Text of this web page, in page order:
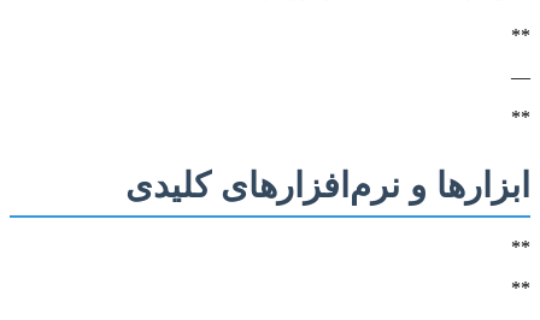
**
—
**
ابزارها و نرم‌افزارهای کلیدی
**
**